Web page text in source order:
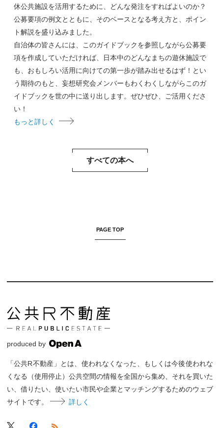
休公共施設を活用するために、どんな発注をすればよいのか？
公募要項の例文とともに、そのベースとなる考え方と、ポイン
ト解説を盛り込みました。
自治体の皆さんには、このガイドブックを参照しながら公募要
項を作成していただければ、日本中のどんなまちの遊休施設で
も、おもしろい活用に向けての第一歩が踏み出せるはず！とい
う期待のもと、妄想研究会メンバーもわくわくしながらこのガ
イドブックを世の中に送り出します。ぜひぜひ、ご活用くださ
い！
もっと詳しく
すべての本へ
PAGE TOP
produced by
「公共R不動産」とは、使われなくなった、もしくは今後使われな
くなる（使用停止）公共空間の情報を全国から集め、それを買いた
い、借りたい、使いたい市民や企業とマッチングするためのウェブ
サイトです。
詳しく